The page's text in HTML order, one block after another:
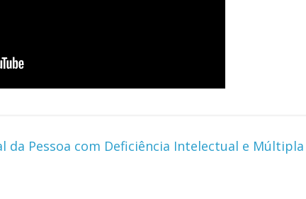
da Pessoa com Deficiência Intelectual e Múltipla